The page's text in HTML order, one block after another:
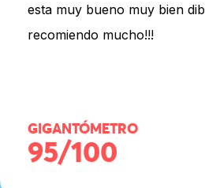
esta muy bueno muy bien
recomiendo mucho!!!
GIGANTÓMETRO
95/100